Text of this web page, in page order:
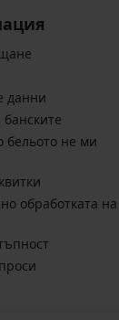
данни
бельото не ми
обработката на